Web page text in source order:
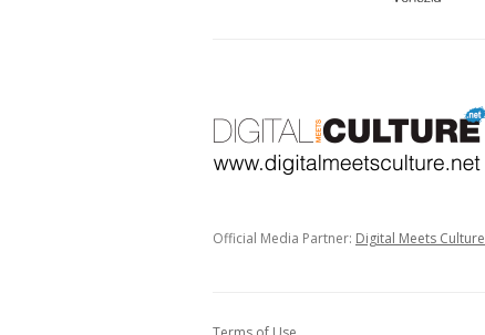
Official Media Partner: Digital Meets Culture